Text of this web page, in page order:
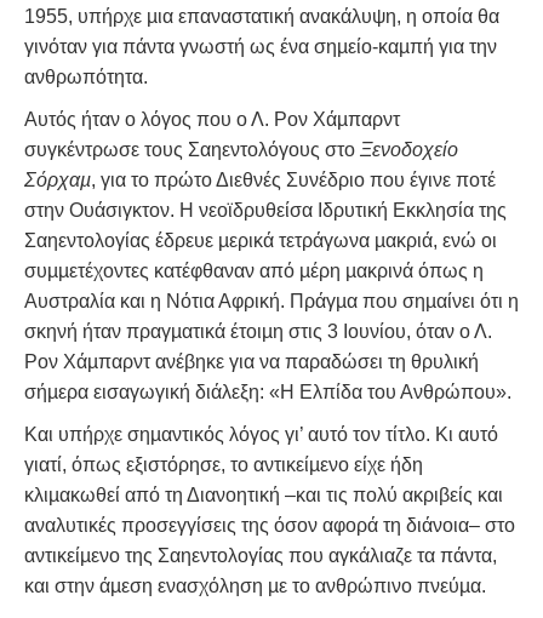
1955, υπήρχε µια επαναστατική ανακάλυψη, η οποία θα
γινόταν για πάντα γνωστή ως ένα σηµείο-καµπή για την
ανθρωπότητα.
Αυτός ήταν ο λόγος που ο Λ. Ρον Χάµπαρντ
συγκέντρωσε τους Σαηεντολόγους στο Ξενοδοχείο
Σόρχαµ, για το πρώτο Διεθνές Συνέδριο που έγινε ποτέ
στην Ουάσιγκτον. Η νεοϊδρυθείσα Ιδρυτική Εκκλησία της
Σαηεντολογίας έδρευε µερικά τετράγωνα µακριά, ενώ οι
συµµετέχοντες κατέφθαναν από µέρη µακρινά όπως η
Αυστραλία και η Νότια Αφρική. Πράγµα που σηµαίνει ότι η
σκηνή ήταν πραγµατικά έτοιµη στις 3 Ιουνίου, όταν ο Λ.
Ρον Χάµπαρντ ανέβηκε για να παραδώσει τη θρυλική
σήµερα εισαγωγική διάλεξη: «Η Ελπίδα του Ανθρώπου».
Και υπήρχε σηµαντικός λόγος γι’ αυτό τον τίτλο. Κι αυτό
γιατί, όπως εξιστόρησε, το αντικείµενο είχε ήδη
κλιµακωθεί από τη Διανοητική –και τις πολύ ακριβείς και
αναλυτικές προσεγγίσεις της όσον αφορά τη διάνοια– στο
αντικείµενο της Σαηεντολογίας που αγκάλιαζε τα πάντα,
και στην άµεση ενασχόληση µε το ανθρώπινο πνεύµα.